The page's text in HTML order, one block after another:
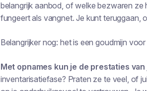
belangrijk aanbod, of welke bezwaren
fungeert als vangnet. Je kunt teruggaan,
Belangrijker nog: het is een goudmijn
Met opnames kun je de prestaties
inventarisatiefase? Praten ze te veel, of